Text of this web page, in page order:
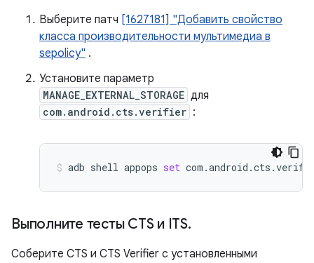
Выберите патч [1627181] "Добавить свойство
класса производительности мультимедиа в
sepolicy" .
Установите параметр
MANAGE_EXTERNAL_STORAGE для
com.android.cts.verifier :
adb shell appops set
Выполните тесты CTS и ITS.
Соберите CTS и CTS Verifier с установленными